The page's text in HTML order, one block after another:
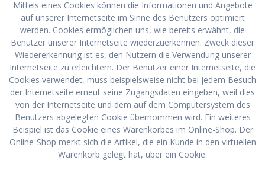
Mittels eines Cookies können die Informationen und Angebote
auf unserer Internetseite im Sinne des Benutzers optimiert
werden. Cookies ermöglichen uns, wie bereits erwähnt, die
Benutzer unserer Internetseite wiederzuerkennen. Zweck dieser
Wiedererkennung ist es, den Nutzern die Verwendung unserer
Internetseite zu erleichtern. Der Benutzer einer Internetseite, die
Cookies verwendet, muss beispielsweise nicht bei jedem Besuch
der Internetseite erneut seine Zugangsdaten eingeben, weil dies
von der Internetseite und dem auf dem Computersystem des
Benutzers abgelegten Cookie übernommen wird. Ein weiteres
Beispiel ist das Cookie eines Warenkorbes im Online-Shop. Der
Online-Shop merkt sich die Artikel, die ein Kunde in den virtuellen
Warenkorb gelegt hat, über ein Cookie.